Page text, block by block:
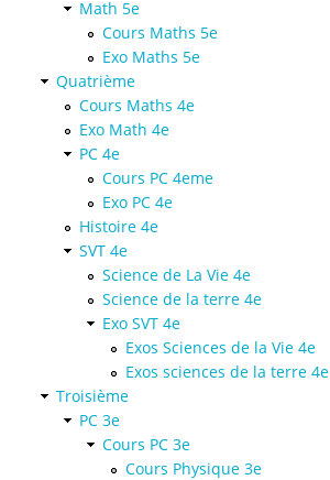
Math 5e
Cours Maths 5e
Exo Maths 5e
Quatrième
Cours Maths 4e
Exo Math 4e
PC 4e
Cours PC 4eme
Exo PC 4e
Histoire 4e
SVT 4e
Science de La Vie 4e
Science de la terre 4e
Exo SVT 4e
Exos Sciences de la Vie 4e
Exos sciences de la terre 4e
Troisième
PC 3e
Cours PC 3e
Cours Physique 3e